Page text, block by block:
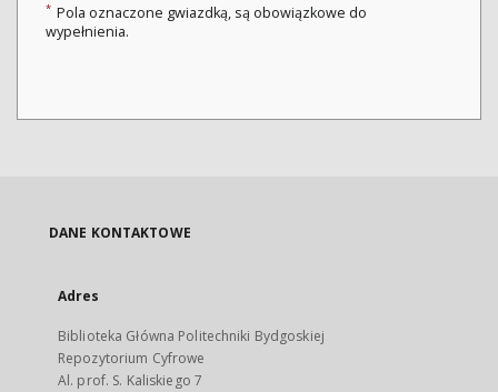
* Pola oznaczone gwiazdką, są obowiązkowe do
wypełnienia.
DANE KONTAKTOWE
Adres
Biblioteka Główna Politechniki Bydgoskiej
Repozytorium Cyfrowe
Al. prof. S. Kaliskiego 7